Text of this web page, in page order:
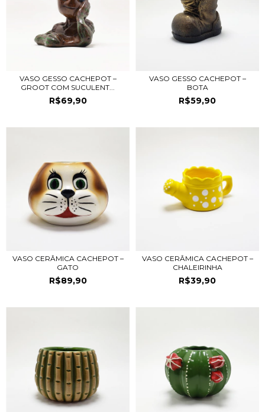
VASO GESSO CACHEPOT –
GROOT COM SUCULENT...
R$69,90
VASO GESSO CACHEPOT –
BOTA
R$59,90
VASO CERÂMICA CACHEPOT –
GATO
R$89,90
VASO CERÂMICA CACHEPOT –
CHALEIRINHA
R$39,90